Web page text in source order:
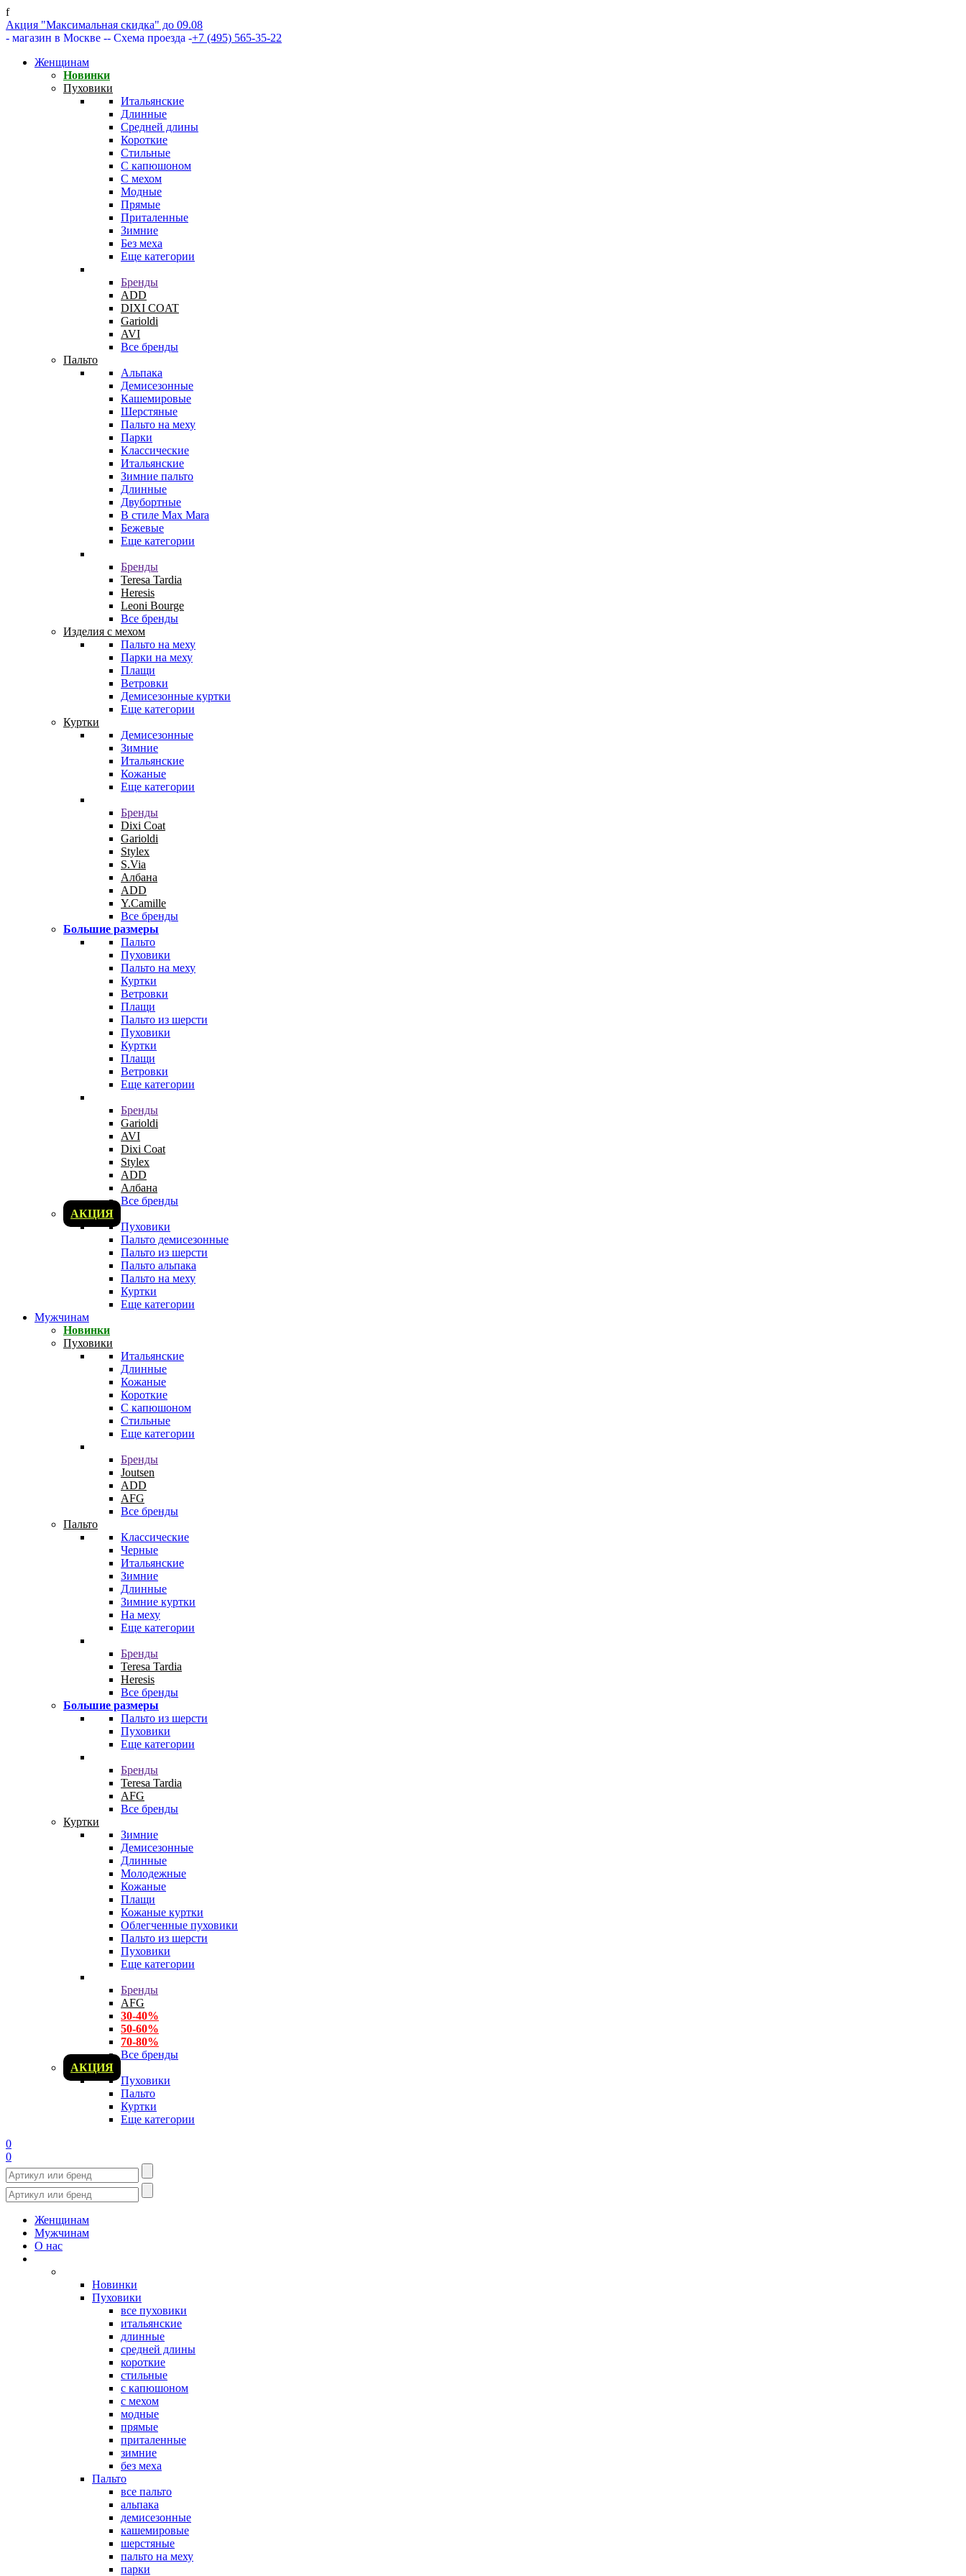
f
Акция "Максимальная скидка" до 09.08
- магазин в Москве -- Схема проезда -+7 (495) 565-35-22
Женщинам
Новинки
Пуховики
Итальянские
Длинные
Средней длины
Короткие
Стильные
С капюшоном
С мехом
Модные
Прямые
Приталенные
Зимние
Без меха
Еще категории
Бренды
ADD
DIXI COAT
Garioldi
AVI
Все бренды
Пальто
Альпака
Демисезонные
Кашемировые
Шерстяные
Пальто на меху
Парки
Классические
Итальянские
Зимние пальто
Длинные
Двубортные
В стиле Max Mara
Бежевые
Еще категории
Бренды
Teresa Tardia
Heresis
Leoni Bourge
Все бренды
Изделия с мехом
Пальто на меху
Парки на меху
Плащи
Ветровки
Демисезонные куртки
Еще категории
Куртки
Демисезонные
Зимние
Итальянские
Кожаные
Еще категории
Бренды
Dixi Coat
Garioldi
Stylex
S.Via
Албана
ADD
Y.Camille
Все бренды
Большие размеры
Пальто
Пуховики
Пальто на меху
Куртки
Ветровки
Плащи
Пальто из шерсти
Пуховики
Куртки
Плащи
Ветровки
Еще категории
Бренды
Garioldi
AVI
Dixi Coat
Stylex
ADD
Албана
Все бренды
АКЦИЯ
Пуховики
Пальто демисезонные
Пальто из шерсти
Пальто альпака
Пальто на меху
Куртки
Еще категории
Мужчинам
Новинки
Пуховики
Итальянские
Длинные
Кожаные
Короткие
С капюшоном
Стильные
Еще категории
Бренды
Joutsen
ADD
AFG
Все бренды
Пальто
Классические
Черные
Итальянские
Зимние
Длинные
Зимние куртки
На меху
Еще категории
Бренды
Teresa Tardia
Heresis
Все бренды
Большие размеры
Пальто из шерсти
Пуховики
Еще категории
Бренды
Teresa Tardia
AFG
Все бренды
Куртки
Зимние
Демисезонные
Длинные
Молодежные
Кожаные
Плащи
Кожаные куртки
Облегченные пуховики
Пальто из шерсти
Пуховики
Еще категории
Бренды
AFG
30-40%
50-60%
70-80%
Все бренды
АКЦИЯ
Пуховики
Пальто
Куртки
Еще категории
0
0
Женщинам
Мужчинам
О нас
Новинки
Пуховики
все пуховики
итальянские
длинные
средней длины
короткие
стильные
с капюшоном
с мехом
модные
прямые
приталенные
зимние
без меха
Пальто
все пальто
альпака
демисезонные
кашемировые
шерстяные
пальто на меху
парки